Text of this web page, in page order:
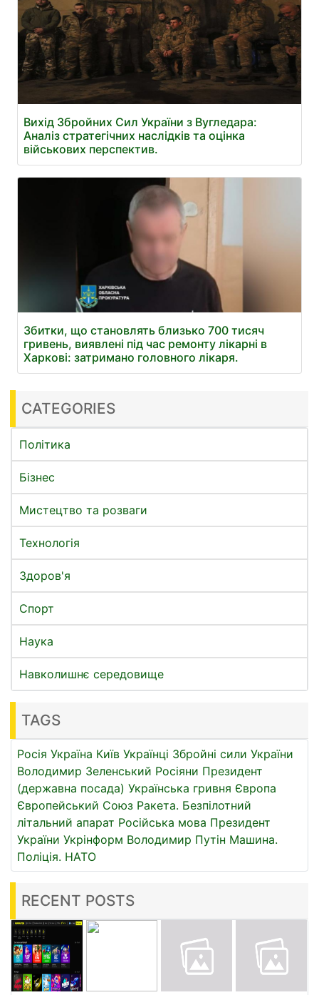
Вихід Збройних Сил України з Вугледара:
Аналіз стратегічних наслідків та оцінка
військових перспектив.
Збитки, що становлять близько 700 тисяч
гривень, виявлені під час ремонту лікарні в
Харкові: затримано головного лікаря.
CATEGORIES
Політика
Бізнес
Мистецтво та розваги
Технологія
Здоров'я
Спорт
Наука
Навколишнє середовище
TAGS
Росія Україна Київ Українці Збройні сили України
Володимир Зеленський Росіяни Президент
(державна посада) Українська гривня Європа
Європейський Союз Ракета. Безпілотний
літальний апарат Російська мова Президент
України Укрінформ Володимир Путін Машина.
Поліція. НАТО
RECENT POSTS